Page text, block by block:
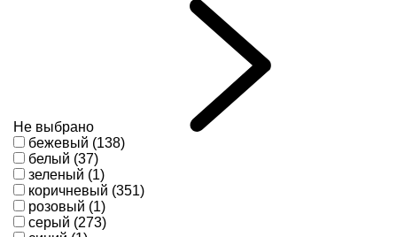
Не выбрано
бежевый (138)
белый (37)
зеленый (1)
коричневый (351)
розовый (1)
серый (273)